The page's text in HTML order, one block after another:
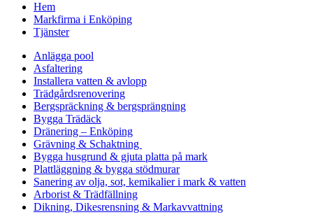
Hem
Markfirma i Enköping
Tjänster
Anlägga pool
Asfaltering
Installera vatten & avlopp
Trädgårdsrenovering
Bergspräckning & bergsprängning
Bygga Trädäck
Dränering – Enköping
Grävning & Schaktning
Bygga husgrund & gjuta platta på mark
Plattläggning & bygga stödmurar
Sanering av olja, sot, kemikalier i mark & vatten
Arborist & Trädfällning
Dikning, Dikesrensning & Markavvattning